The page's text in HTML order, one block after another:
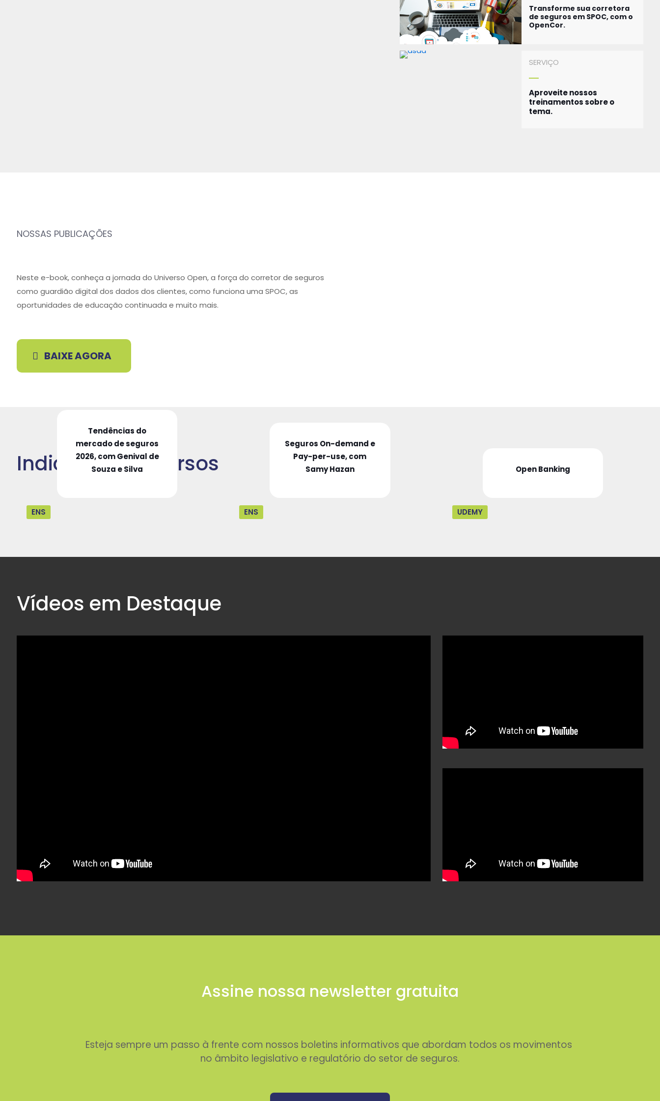
Transforme sua corretora
de seguros em SPOC, com o
OpenCor.
SERVIÇO
Aproveite nossos
treinamentos sobre o
tema.
NOSSAS PUBLICAÇÕES
Neste e-book, conheça a jornada do Universo Open, a força do corretor de seguros
como guardião digital dos dados dos clientes, como funciona uma SPOC, as
oportunidades de educação continuada e muito mais.
BAIXE AGORA
Indicação de Cursos
ENS
Tendências do
mercado de seguros
2026, com Genival de
Souza e Silva
ENS
Seguros On-demand e
Pay-per-use, com
Samy Hazan
UDEMY
Open Banking
Vídeos em Destaque
Assine nossa newsletter gratuita
Esteja sempre um passo à frente com nossos boletins informativos que abordam todos os movimentos
no âmbito legislativo e regulatório do setor de seguros.